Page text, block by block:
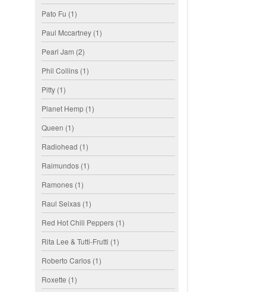
Pato Fu (1)
Paul Mccartney (1)
Pearl Jam (2)
Phil Collins (1)
Pitty (1)
Planet Hemp (1)
Queen (1)
Radiohead (1)
Raimundos (1)
Ramones (1)
Raul Seixas (1)
Red Hot Chili Peppers (1)
Rita Lee & Tutti-Frutti (1)
Roberto Carlos (1)
Roxette (1)